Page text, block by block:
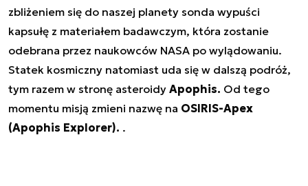
zbliżeniem się do naszej planety sonda wypuści
kapsułę z materiałem badawczym, która zostanie
odebrana przez naukowców NASA po wylądowaniu.
Statek kosmiczny natomiast uda się w dalszą podróż,
tym razem w stronę asteroidy Apophis. Od tego
momentu misją zmieni nazwę na OSIRIS-Apex
(Apophis Explorer). .